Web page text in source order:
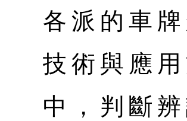
各派的車
技術與應
中，判斷